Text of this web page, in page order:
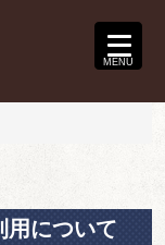
MENU
用について